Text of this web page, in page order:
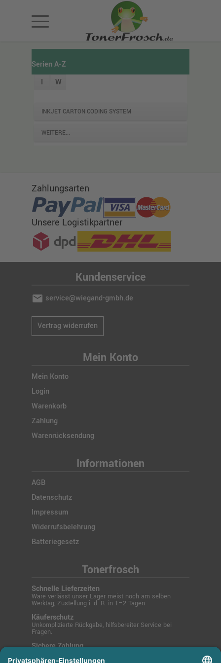
Serien A-Z
I
W
INKJET CARTON CODING SYSTEM
WEITERE...
Zahlungsarten
Unsere Logistikpartner
Kundenservice
mail service@wiegand-gmbh.de
Vertrag widerrufen
Mein Konto
Mein Konto
Login
Warenkorb
Zahlung
Warenrücksendung
Informationen
AGB
Datenschutz
Impressum
Widerrufsbelehrung
Batteriegesetz
Tonerfrosch
Schnelle Lieferzeiten
Ware verlässt unser Lager meist noch am selben
Werktag, Zustellung i. d. R. in 1–2 Tagen
Käuferschutz
Unkomplizierte Rückgabe, hilfsbereiter Service bei
Fragen.
Sichere Zahlung
oder Rechnung.